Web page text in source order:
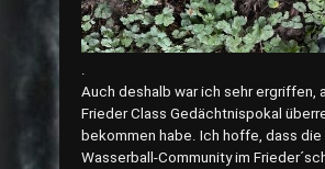
Auch deshalb war ich sehr ergriffen,
Frieder Class Gedächtnispokal
bekommen habe. Ich hoffe, dass
Wasserball-Community im